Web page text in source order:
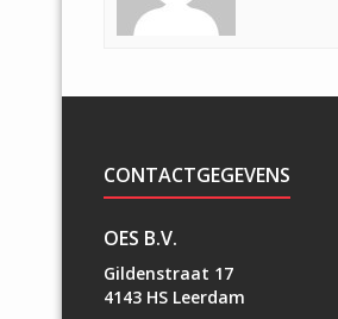
CONTACTGEGEVENS
OES B.V.
Gildenstraat 17
4143 HS Leerdam